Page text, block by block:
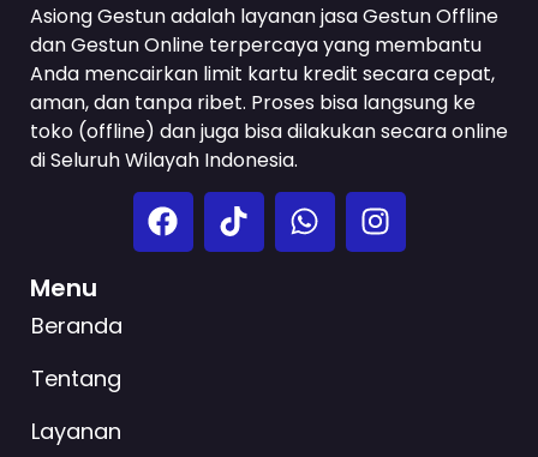
Asiong Gestun adalah layanan jasa Gestun Offline
dan Gestun Online terpercaya yang membantu
Anda mencairkan limit kartu kredit secara cepat,
aman, dan tanpa ribet. Proses bisa langsung ke
toko (offline) dan juga bisa dilakukan secara online
di Seluruh Wilayah Indonesia.
Menu
Beranda
Tentang
Layanan